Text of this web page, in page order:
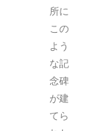
所に
この
よう
な記
念碑
が建
てら